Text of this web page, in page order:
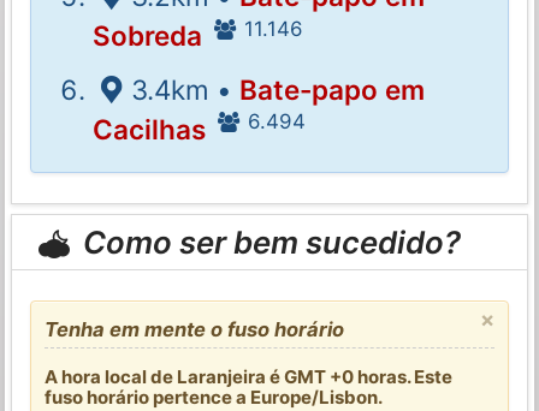
Sobreda
11.146
3.4km • Bate-papo em
Cacilhas
6.494
Como ser bem sucedido?
×
Tenha em mente o fuso horário
A hora local de Laranjeira é GMT +0 horas. Este
fuso horário pertence a Europe/Lisbon.